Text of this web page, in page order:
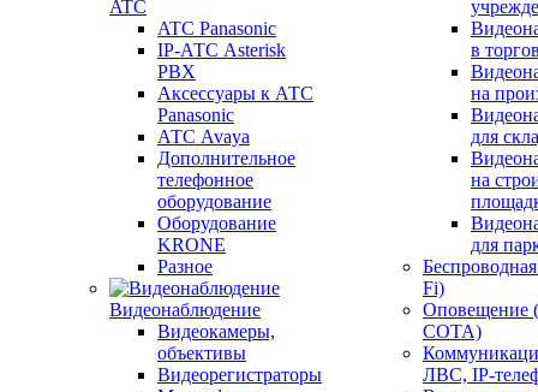
ATC
ATC Panasonic
IP-АТС Asterisk
PBX
Аксессуары к АТС
Panasonic
АТС Avaya
Дополнительное
телефонное
оборудование
Оборудование
KRONE
Разное
Видеонаблюдение
Видеокамеры,
объективы
Видеорегистраторы
в
на
для
на
для
Fi)
СОТА)
ЛВС, IP-